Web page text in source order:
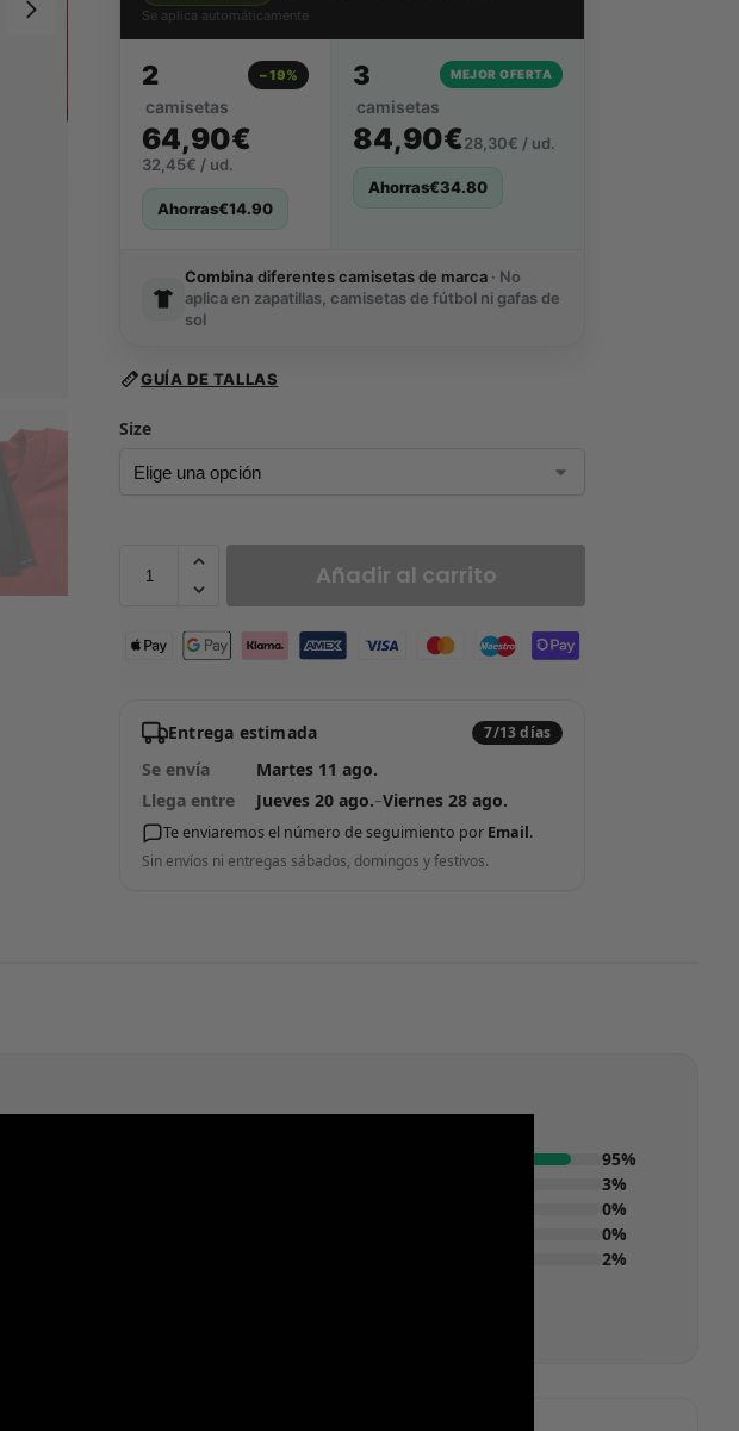
Se aplica automáticamente
2
camisetas
−19%
64,90€
32,45€ / ud.
Ahorras€14.90
3
camisetas
MEJOR OFERTA
84,90€28,30€ / ud.
Ahorras€34.80
Combinadiferentes camisetas de marca · No
aplica en zapatillas, camisetas de fútbol ni gafas de
sol
GUÍA DE TALLAS
Size
Añadir al carrito
Entrega estimada 7/13 días
Se envía
Martes 11 ago.
Llega entre
Jueves 20 ago.–Viernes 28 ago.
Te enviaremos el número de seguimiento por Email.
Sin envíos ni entregas sábados, domingos y festivos.
95%
3%
0%
0%
2%